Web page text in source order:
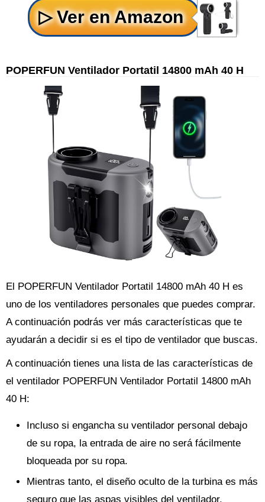
POPERFUN Ventilador Portatil 14800 mAh 40 H
El POPERFUN Ventilador Portatil 14800 mAh 40 H es
uno de los ventiladores personales que puedes comprar.
A continuación podrás ver más características que te
ayudarán a decidir si es el tipo de ventilador que buscas.
A continuación tienes una lista de las características de
el ventilador POPERFUN Ventilador Portatil 14800 mAh
40 H:
Incluso si engancha su ventilador personal debajo
de su ropa, la entrada de aire no será fácilmente
bloqueada por su ropa.
Mientras tanto, el diseño oculto de la turbina es más
seguro que las aspas visibles del ventilador.